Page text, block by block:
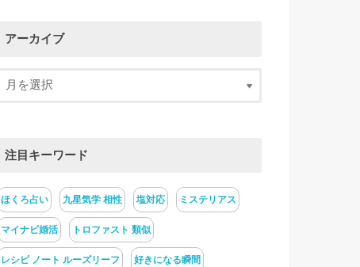
アーカイブ
注目キーワード
ほくろ占い 九星気学 相性 塩対応 ミステリアス
マイナビ婚活 トロファスト 類似
レシピ ノート ルーズリーフ 好きになる瞬間